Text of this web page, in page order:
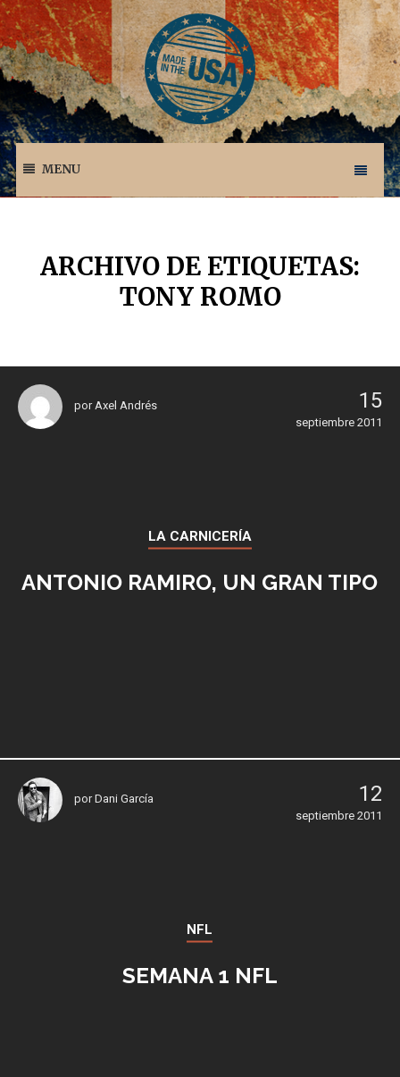
MENU
ARCHIVO DE ETIQUETAS:
TONY ROMO
porAxel Andrés 15
septiembre 2011
LA CARNICERÍA
ANTONIO RAMIRO, UN GRAN TIPO
porDani García 12
septiembre 2011
NFL
SEMANA 1 NFL